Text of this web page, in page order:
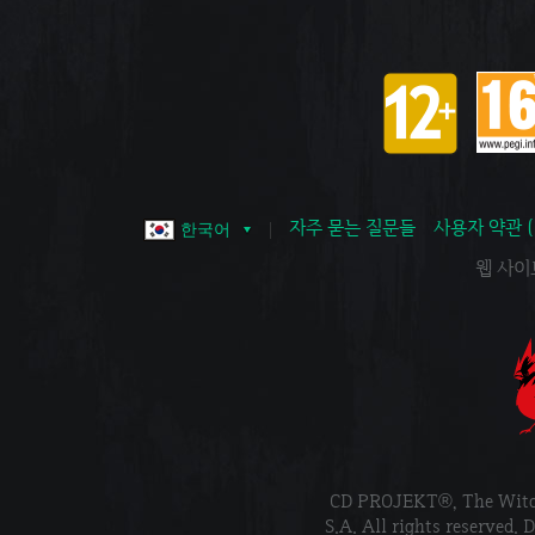
한국어 자주 묻는 질문들
사용자 약관
웹 사
CD PROJEKT®, The
S.A. All rights reserved.